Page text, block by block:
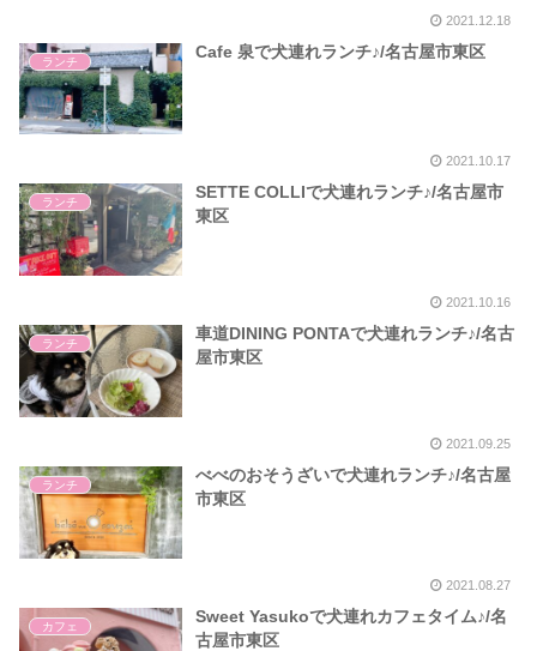
2021.12.18
ランチ
Cafe 泉で犬連れランチ♪/名古屋市東区
2021.10.17
ランチ
SETTE COLLIで犬連れランチ♪/名古屋市
東区
2021.10.16
ランチ
車道DINING PONTAで犬連れランチ♪/名古
屋市東区
2021.09.25
ランチ
べべのおそうざいで犬連れランチ♪/名古屋
市東区
2021.08.27
カフェ
Sweet Yasukoで犬連れカフェタイム♪/名
古屋市東区